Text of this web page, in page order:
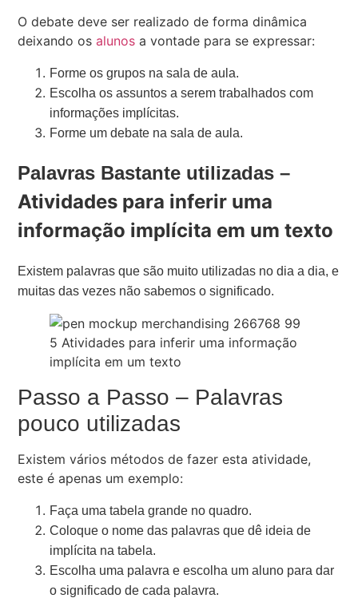
O debate deve ser realizado de forma dinâmica
deixando osalunos a vontade para se expressar:
Forme os grupos na sala de aula.
Escolha os assuntos a serem trabalhados com
informações implícitas.
Forme um debate na sala de aula.
Palavras Bastante utilizadas –
Atividades para inferir uma
informação implícita em um texto
Existem palavras que são muito utilizadas no dia a dia, e
muitas das vezes não sabemos o significado.
Passo a Passo – Palavras
pouco utilizadas
Existem vários métodos de fazer esta atividade,
este é apenas um exemplo:
Faça uma tabela grande no quadro.
Coloque o nome das palavras que dê ideia de
implícita na tabela.
Escolha uma palavra e escolha um aluno para dar
o significado de cada palavra.